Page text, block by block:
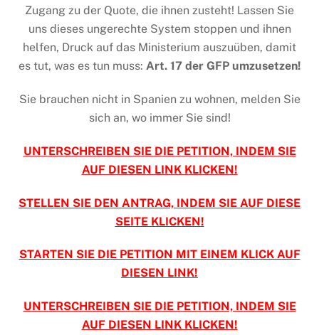
Zugang zu der Quote, die ihnen zusteht! Lassen Sie
uns dieses ungerechte System stoppen und ihnen
helfen, Druck auf das Ministerium auszuüben, damit
es tut, was es tun muss: Art. 17 der GFP umzusetzen!
Sie brauchen nicht in Spanien zu wohnen, melden Sie
sich an, wo immer Sie sind!
UNTERSCHREIBEN SIE DIE PETITION, INDEM SIE
AUF DIESEN LINK KLICKEN!
STELLEN SIE DEN ANTRAG, INDEM SIE AUF DIESE
SEITE KLICKEN!
STARTEN SIE DIE PETITION MIT EINEM KLICK AUF
DIESEN LINK!
UNTERSCHREIBEN SIE DIE PETITION, INDEM SIE
AUF DIESEN LINK KLICKEN!